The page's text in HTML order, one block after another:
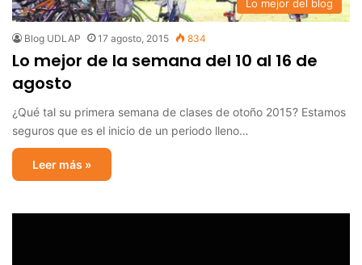
Lo mejor del blog
Blog UDLAP 17 agosto, 2015 834
Lo mejor de la semana del 10 al 16 de
agosto
¿Qué tal su primera semana de clases de otoño 2015? Estamos
seguros que es el inicio de un periodo lleno…
Leer más »